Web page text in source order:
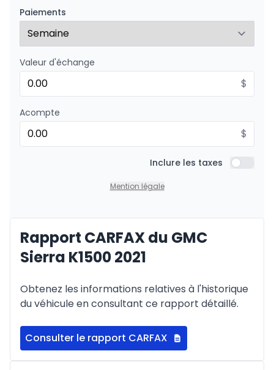
0.00 $ d'acompte • 8.99%
Financement sur 48 mois
Financement sur 48 mois
0.00 $ d'acompte • 8.99%
À partir de :
Financement sur 36 mois
249 $/Sem.
Financement sur 24 mois
0.00 $ d'acompte • 8.99%
À partir de :
358 $/
Paiements
Valeur d'échange
$
Acompte
$
Inclure les taxes Inclure
Mention légale
Rapport CARFAX du GMC
Sierra K1500 2021
Obtenez les informations relatives à l'historique
du véhicule en consultant ce rapport détaillé.
Consulter le rapport CARFAX